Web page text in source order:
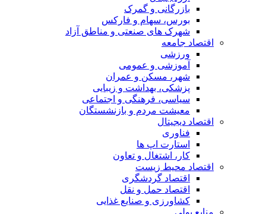
بازرگانی و گمرک
بورس، سهام و فارکس
شهرک های صنعتی و مناطق آزاد
اقتصاد جامعه
ورزشی
آموزشی و عمومی
شهر، مسکن و عمران
پزشکی، بهداشت و زیبایی
سیاسی، فرهنگی و اجتماعی
معیشت مردم و بازنشستگان
اقتصاد دیجیتال
فناوری
استارت اپ ها
کار، اشتغال و تعاون
اقتصاد محیط زیست
اقتصاد گردشگری
اقتصاد حمل و نقل
کشاورزی و صنایع غذایی
منابع پولی